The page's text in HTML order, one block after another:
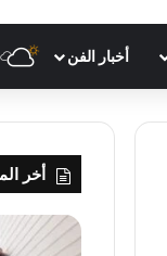
أخبار الفن
أخر